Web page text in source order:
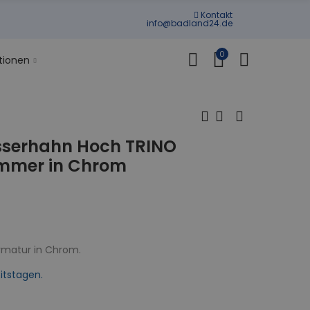
Kontakt
info@badland24.de
0
Hoch TRINO
in Chrom
in Chrom.